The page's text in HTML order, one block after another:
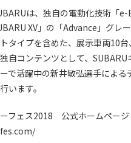
は、独自の電動化技術「e-
XV」の「Advance」グレ
タイプを含めた、展示車両10
自コンテンツとして、SUBARU
で活躍中の新井敏弘選手による
います。
フェス2018 公式ホームページ